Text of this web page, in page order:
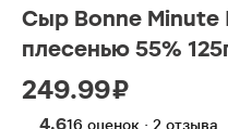
Сыр Bonne Minute
плесенью 55%
249.99 ₽
4.616 оценок · 2 отзыва